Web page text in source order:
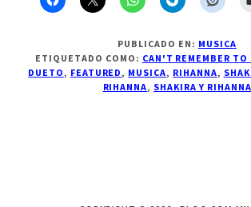
PUBLICADO EN: MUSICA
ETIQUETADO COMO: CAN'T REMEMBER TO
DUETO , FEATURED , MUSICA, RIHANNA,
RIHANNA, SHAKIRA Y RIHANNA